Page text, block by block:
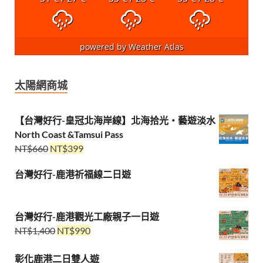
powered byWeather Atlas
太陽網商城
【台灣好行-皇冠北海岸線】北海拾光・藝遊淡水
North Coast &Tamsui Pass
NT$660 NT$399
台灣好行-鹿港祈福線二日遊
台灣好行-鹿港觀光工廠親子一日遊
NT$1,400 NT$990
彰化鹿港二日雙人遊